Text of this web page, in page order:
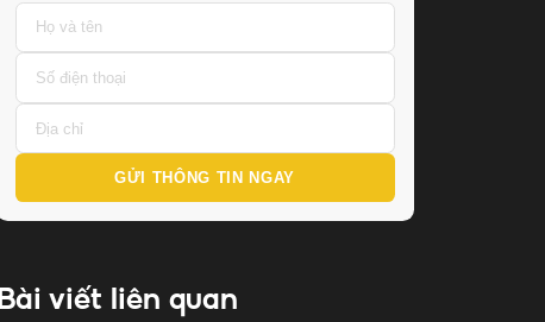
GỬI THÔNG TIN NGAY
Bài viết liên quan